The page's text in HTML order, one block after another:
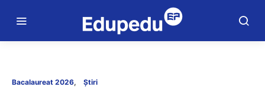
Bacalaureat 2026 Știri